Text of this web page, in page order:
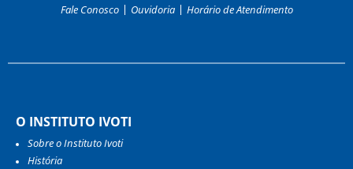
Fale Conosco Ouvidoria Horário de Atendimento
O INSTITUTO IVOTI
Sobre o Instituto Ivoti
História